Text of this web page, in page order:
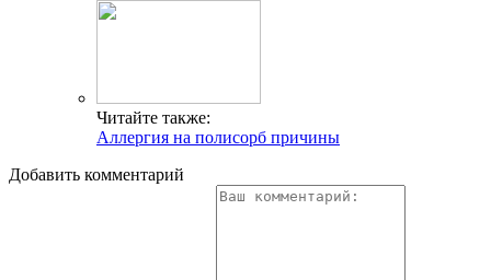
Читайте также:
Аллергия на полисорб причины
Добавить комментарий